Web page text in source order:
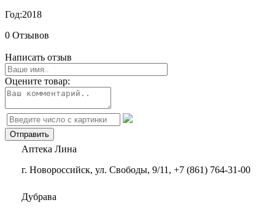
Год:2018
0 Отзывов
Написать отзыв
Оцените товар:
Аптека Лина
г. Новороссийск, ул. Свободы, 9/11, +7 (861) 764-31-00
Дубрава